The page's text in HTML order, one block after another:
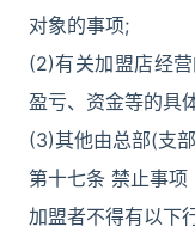
对象的事项;
(2)有关加盟店经
盈亏、资金等的具
(3)其他由总部(支
第十七条 禁止事项
加盟者不得有以下